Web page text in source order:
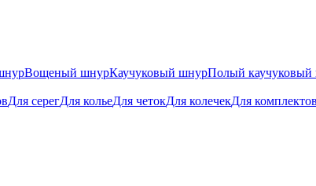
Вощеный шнурКаучуковый шнурПолый
Для серегДля кольеДля четокДля колечекДля